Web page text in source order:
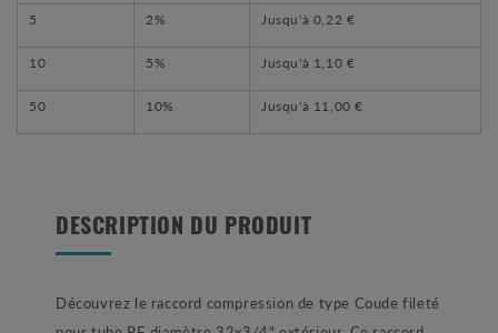
5 2% Jusqu'à 0,22 €
10 5% Jusqu'à 1,10 €
50 10% Jusqu'à 11,00 €
DESCRIPTION DU PRODUIT
Découvrez le raccord compression de type Coude fileté